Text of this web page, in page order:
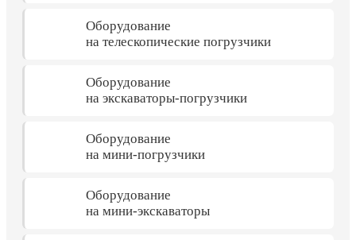
Оборудование
на телескопические погрузчики
Оборудование
на экскаваторы-погрузчики
Оборудование
на мини-погрузчики
Оборудование
на мини-экскаваторы